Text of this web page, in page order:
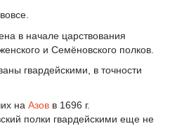
в начале царствования
и Семёновского полков.
гвардейскими, в точности
на Азов в 1696 г.
полки гвардейскими еще не